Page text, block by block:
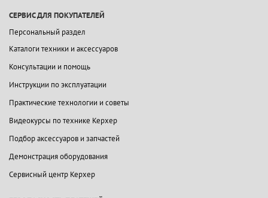
СЕРВИС ДЛЯ ПОКУПАТЕЛЕЙ
Персональный раздел
Каталоги техники и аксессуаров
Консультации и помощь
Инструкции по эксплуатации
Практические технологии и советы
Видеокурсы по технике Керхер
Подбор аксессуаров и запчастей
Демонстрация оборудования
Сервисный центр Керхер